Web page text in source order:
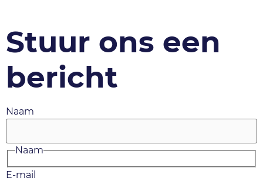
Stuur ons een
bericht
Naam
Naam
E-mail